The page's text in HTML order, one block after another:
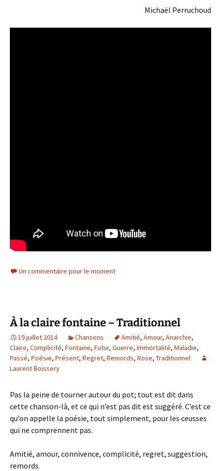
Michaël Perruchoud
Un commentaire pour le moment
À la claire fontaine – Traditionnel
19 juillet 2014 Chansons Amitié, Amour, Anarchie,
Claire, Complicité, Fontaine, Futur, Guerre, Immortalité, Maladie,
Passé, Poésie, Présent, Regret, Remords, Rose, Traditionnel
Laurent Boissery
Pas la peine de tourner autour du pot; tout est dit dans
cette chanson-là, et ce qui n’est pas dit est suggéré. C’est ce
qu’on appelle la poésie, tout simplement, pour les ceusses
qui ne comprennent pas.
Amitié, amour, connivence, complicité, regret, suggestion,
remords.